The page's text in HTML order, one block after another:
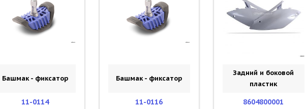
Башмак - фиксатор
11-0114
Башмак - фиксатор
11-0116
Задний и боковой
пластик
8604800001